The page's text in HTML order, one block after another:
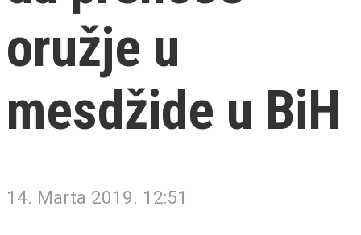
oružje u
mesdžide u BiH
14. Marta 2019. 12:51